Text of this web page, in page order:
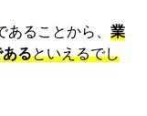
あることから、 業
るといえるでし